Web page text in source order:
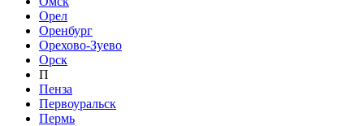
Орел
Оренбург
Орехово-Зуево
Орск
П
Пенза
Первоуральск
Пермь